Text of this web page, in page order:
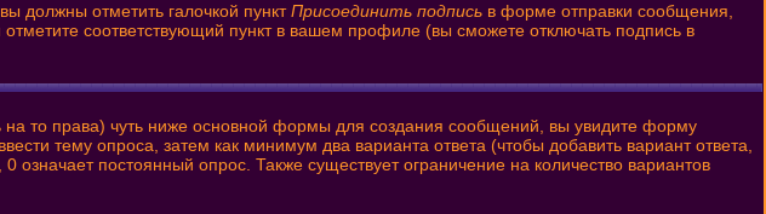
должны отметить галочкой пунктПрисоединить подпись в форме отправки сообщения,
соответствующий пункт в вашем профиле (вы сможете отключать подпись в
на то права) чуть ниже основной формы для создания сообщений, вы увидите форму
тему опроса, затем как минимум два варианта ответа (чтобы добавить вариант ответа,
означает постоянный опрос. Также существует ограничение на количество вариантов